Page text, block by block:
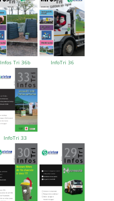
Infos Tri 36b InfoTri 36
InfoTri 33